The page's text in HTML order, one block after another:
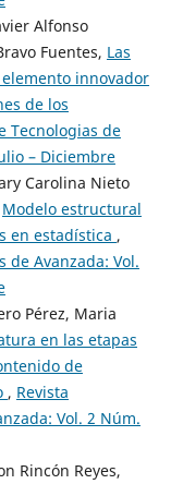
Alfonso
Fuentes, Las
innovador
de los
Tecnologias de
– Diciembre
Carolina Nieto
Modelo estructural
en estadística ,
de Avanzada: Vol.
Pérez, Maria
en las etapas
de
, Revista
Vol. 2 Núm.
Rincón Reyes,